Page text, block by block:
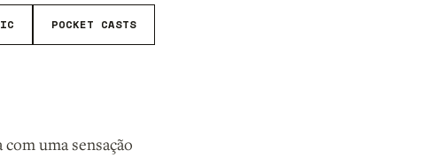
POCKET CASTS
com uma sensação